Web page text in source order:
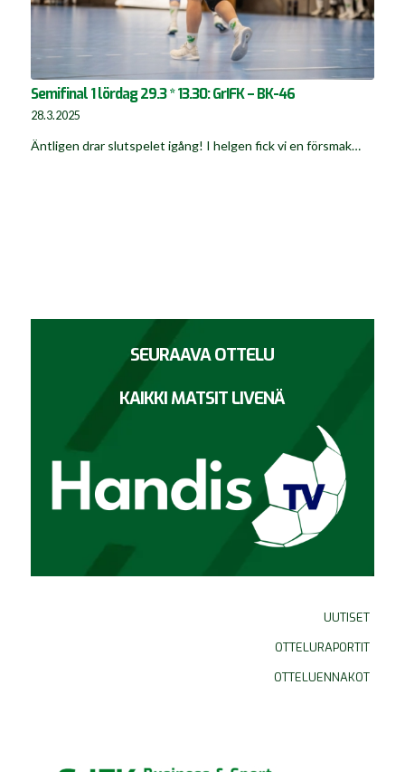
Semifinal 1 lördag 29.3 * 13.30: GrIFK – BK-46
28.3.2025
Äntligen drar slutspelet igång! I helgen fick vi en försmak…
SEURAAVA OTTELU
KAIKKI MATSIT LIVENÄ
UUTISET
OTTELURAPORTIT
OTTELUENNAKOT